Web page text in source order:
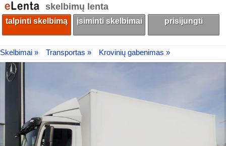
skelbimų lenta
talpinti skelbimą įsiminti skelbimai prisijungti
Skelbimai » Transportas » Krovinių gabenimas »